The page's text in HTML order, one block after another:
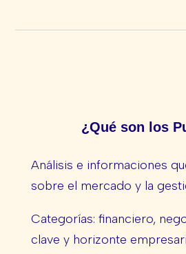
¿Qué son los
Análisis e informaciones
sobre el mercado y la
Categorías: financiero,
clave y horizonte